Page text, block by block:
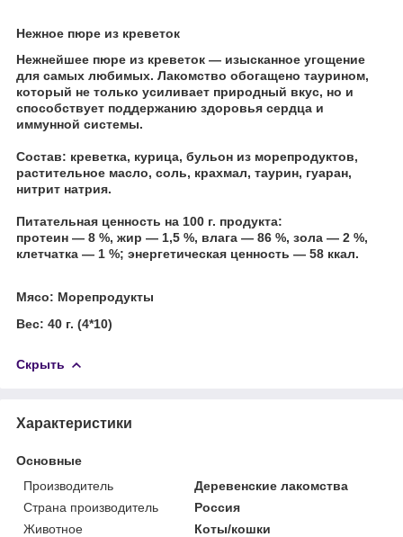
Нежное пюре из креветок
Нежнейшее пюре из креветок — изысканное угощение
для самых любимых. Лакомство обогащено таурином,
который не только усиливает природный вкус, но и
способствует поддержанию здоровья сердца и
иммунной системы.
Состав: креветка, курица, бульон из морепродуктов,
растительное масло, соль, крахмал, таурин, гуаран,
нитрит натрия.
Питательная ценность на 100 г. продукта:
протеин — 8 %, жир — 1,5 %, влага — 86 %, зола — 2 %,
клетчатка — 1 %; энергетическая ценность — 58 ккал.
Мясо: Морепродукты
Вес: 40 г. (4*10)
Скрыть
Характеристики
Основные
Производитель
Деревенские лакомства
Страна производитель
Россия
Животное
Коты/кошки